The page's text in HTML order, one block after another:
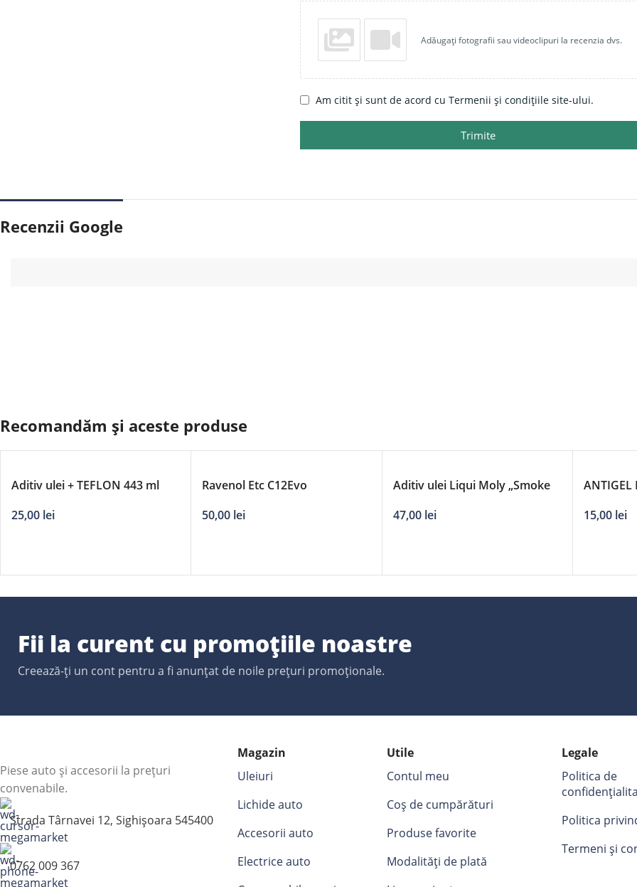
Adăugați fotografii sau videoclipuri la recenzia dvs.
Am citit și sunt de acord cu Termenii și condițiile site-ului.
Trimite
Recenzii Google
Recomandăm și aceste produse
Aditiv ulei + TEFLON 443 ml
25,00 lei
Ravenol Etc C12Evo
50,00 lei
Aditiv ulei Liqui Moly „Smoke
47,00 lei
ANTIGEL
15,00 lei
Fii la curent cu promoțiile noastre
Creează-ți un cont pentru a fi anunțat de noile prețuri promoționale.
Piese auto și accesorii la prețuri
convenabile.
Strada Târnavei 12, Sighișoara 545400
0762 009 367
Magazin
Uleiuri
Lichide auto
Accesorii auto
Electrice auto
Utile
Contul meu
Coș de cumpărături
Produse favorite
Modalități de plată
Legale
Politica de
Politica
Termeni și